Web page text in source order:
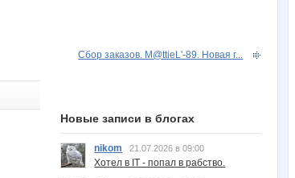
Сбор заказов. M@ttieL'-89. Новая г...
Новые записи в блогах
nikom 21.07.2026 в 09:00
Хотел в IT - попал в рабство.